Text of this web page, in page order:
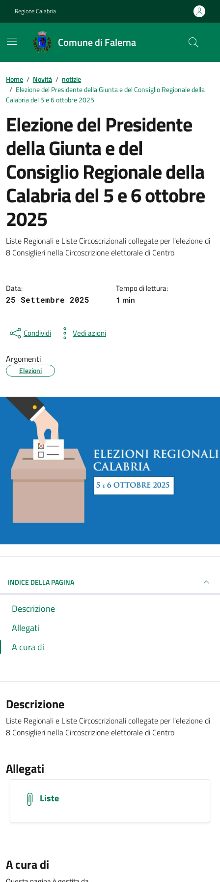
Regione Calabria
Comune di Falerna
Home / Novità / notizie
/ Elezione del Presidente della Giunta e del Consiglio Regionale della
Calabria del 5 e 6 ottobre 2025
Elezione del Presidente
della Giunta e del
Consiglio Regionale della
Calabria del 5 e 6 ottobre
2025
Dettagli della notizia
Liste Regionali e Liste Circoscrizionali collegate per l'elezione di
8 Consiglieri nella Circoscrizione elettorale di Centro
Data:
25 Settembre 2025
Tempo di lettura:
1 min
Condividi Vedi azioni
Argomenti
Elezioni
INDICE DELLA PAGINA
Descrizione
Allegati
A cura di
Descrizione
Liste Regionali e Liste Circoscrizionali collegate per l'elezione di
8 Consiglieri nella Circoscrizione elettorale di Centro
Allegati
Liste
A cura di